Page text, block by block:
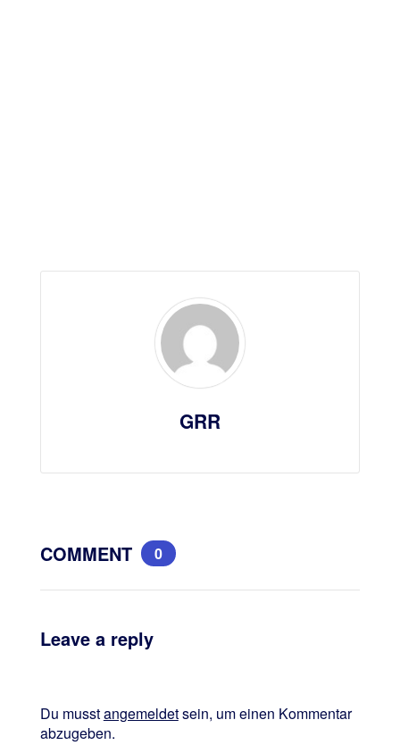
GRR
COMMENT 0
Leave a reply
Du musstangemeldetsein, um einen Kommentar
abzugeben.